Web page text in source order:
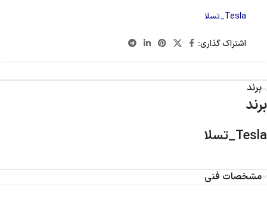
Tesla_تسلا
اشتراک گذاری:
برند
برند
Tesla_تسلا
مشخصات فنی